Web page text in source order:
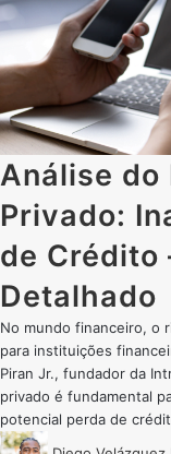
Análise do
Privado:
de Crédito
Detalhado
No mundo financeiro, o
para instituições
Piran Jr., fundador da
privado é fundamental
potencial perda de